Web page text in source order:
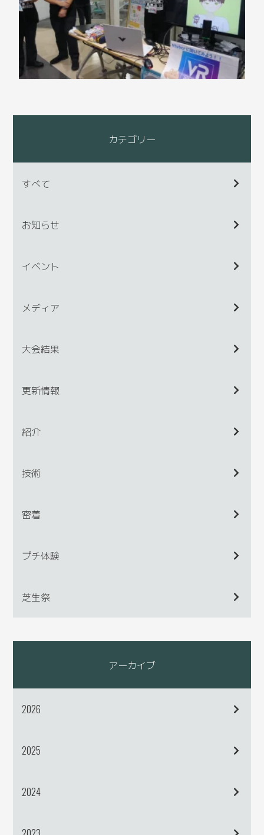
カテゴリー
すべて
お知らせ
イベント
メディア
大会結果
更新情報
紹介
技術
密着
プチ体験
芝生祭
アーカイブ
2026
2025
2024